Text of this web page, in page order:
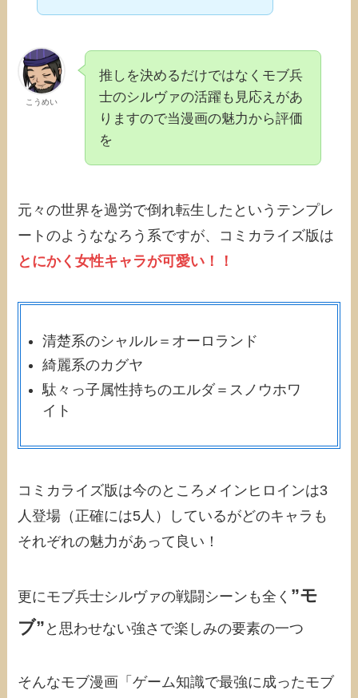
こうめい
推しを決めるだけではなくモブ兵
士のシルヴァの活躍も見応えがあ
りますので当漫画の魅力から評価
を
元々の世界を過労で倒れ転生したというテンプレ
ートのようななろう系ですが、コミカライズ版は
とにかく女性キャラが可愛い！！
清楚系のシャルル＝オーロランド
綺麗系のカグヤ
駄々っ子属性持ちのエルダ＝スノウホワ
イト
コミカライズ版は今のところメインヒロインは3
人登場（正確には5人）しているがどのキャラも
それぞれの魅力があって良い！
更にモブ兵士シルヴァの戦闘シーンも全く ”モ
ブ” と思わせない強さで楽しみの要素の一つ
そんなモブ漫画「ゲーム知識で最強に成ったモブ